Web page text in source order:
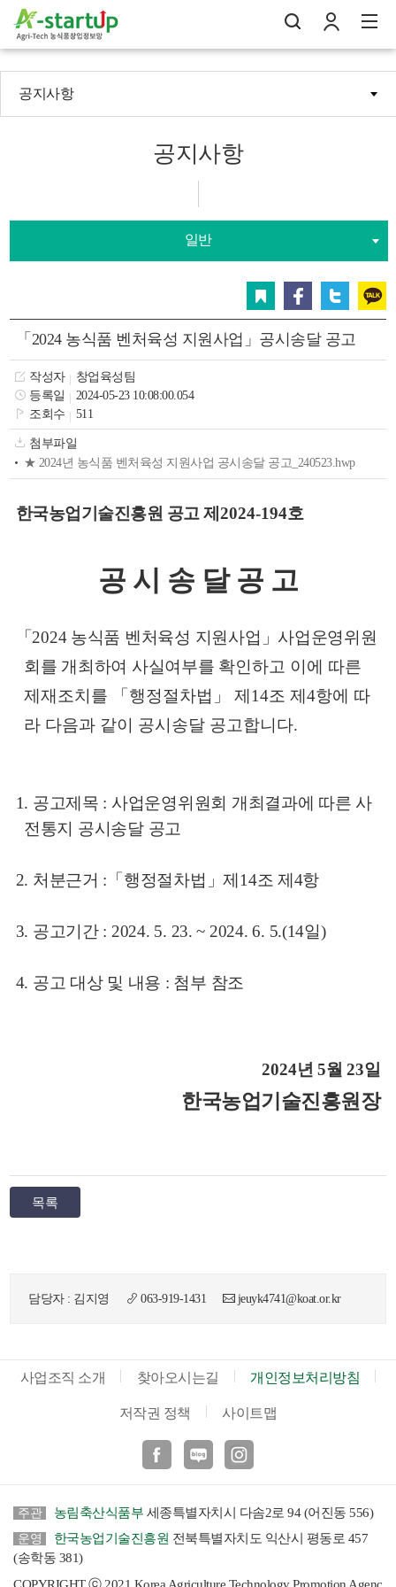
창 인
공지사항
공지사항
일반
트위터 카카오
「2024 농식품 벤처육성 지원사업」공시송달 공고
작성자
창업육성팀
등록일
2024-05-23 10:08:00.054
조회수
511
첨부파일
★ 2024년 농식품 벤처육성 지원사업 공시송달 공고_240523.hwp
한국농업기술진흥원 공고 제 2024-194호
공 시 송 달 공 고
「 2024 농식품 벤처육성 지원사업 」 사업운영위원
회를 개최하여 사실여부를 확인하고 이에 따른
제재조치를
「 행정절차법 」 제 14조 제 4항에 따
라 다음과 같이 공시송달 공고합니다.
1. 공고제목 : 사업운영위원회 개최결과에 따른 사
전통지 공시송달 공고
2. 처분근거 :「행정절차법」제14조 제4항
3. 공고기간 : 2024. 5. 23. ~ 2024. 6. 5.(14일)
4. 공고 대상 및 내용 : 첨부 참조
2024년 5월 23일
한국농업기술진흥원장
목록
담당자 : 김지영 063-919-1431 jeuyk4741@koat.or.kr
사업조직 소개 찾아오시는길 개인정보처리방침
저작권 정책 사이트맵
인스타
주관 농림축산식품부 세종특별자치시 다솜2로 94 (어진동 556)
운영 한국농업기술진흥원 전북특별자치도 익산시 평동로 457
(송학동 381)
COPYRIGHT ⓒ 2021 Korea Agriculture Technology Promotion Agenc